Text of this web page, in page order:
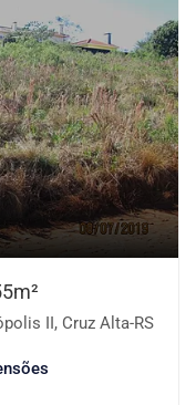
II, Cruz Alta-RS